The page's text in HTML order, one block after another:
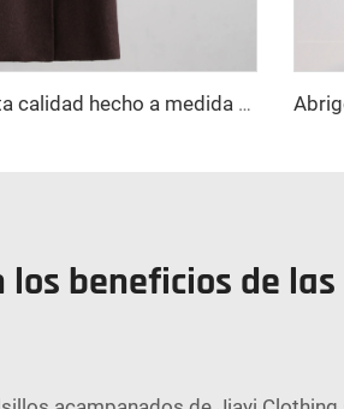
Abrigo de lana de alta calidad hecho a medida para mujer, diseño largo con doble botón y cierre con cinturón, estilo elegante con decoración de botones
los beneficios de